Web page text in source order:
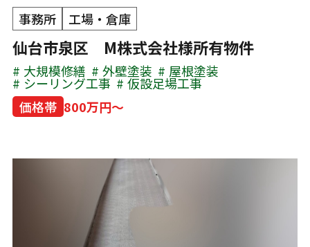
事務所 工場・倉庫
仙台市泉区 M株式会社様所有物件
大規模修繕 外壁塗装 屋根塗装
シーリング工事
仮設足場工事
価格帯 800万円～